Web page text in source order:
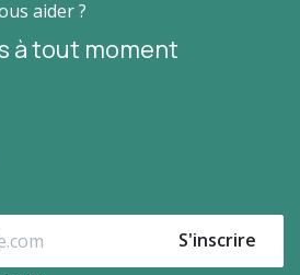
aider ?
à tout moment
S'inscrire